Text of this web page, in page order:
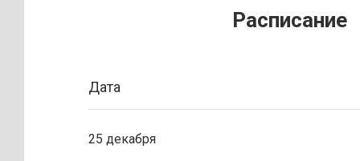
Расписание
Дата
25 декабря